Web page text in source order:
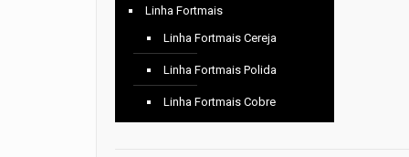
Linha Fortmais
Linha Fortmais Cereja
Linha Fortmais Polida
Linha Fortmais Cobre